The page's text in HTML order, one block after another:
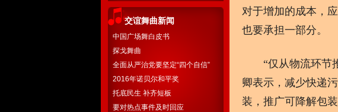
交谊舞曲新闻
中国广场舞白皮书
探戈舞曲
全面从严治党要坚定“四个自信”
2016年诺贝尔和平奖
托底民生 补齐短板
要对热点事件及时回应
对于增加的成本，
也要承担一部分。
“仅从物流环节推
卿表示，减少快递
装，推广可降解包